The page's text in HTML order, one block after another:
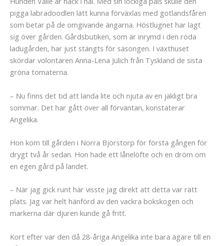
pigga labradoodlen lätt kunna förväxlas med gotlandsfåren
som betar på de omgivande ängarna. Höstlugnet har lagt
sig över gården. Gårdsbutiken, som är inrymd i den röda
ladugården, har just stängts för säsongen. I växthuset
skördar volontären Anna-Lena Jülich från Tyskland de sista
gröna tomaterna.
– Nu finns det tid att landa lite och njuta av en jäkligt bra
sommar. Det har gått över all förväntan, konstaterar
Angelika.
Hon kom till gården i Norra Björstorp för första gången för
drygt två år sedan. Hon hade ett lånelöfte och en dröm om
en egen gård på landet.
– När jag gick runt här visste jag direkt att detta var rätt
plats. Jag var helt hänförd av den vackra bokskogen och
markerna där djuren kunde gå fritt.
Kort efter var den då 28-åriga Angelika inte bara ägare till en